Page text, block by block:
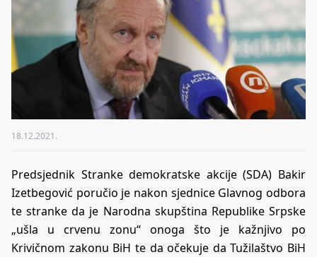
18.12.2021.
Predsjednik Stranke demokratske akcije (SDA) Bakir
Izetbegović poručio je nakon sjednice Glavnog odbora
te stranke da je Narodna skupština Republike Srpske
„ušla u crvenu zonu“ onoga što je kažnjivo po
Krivičnom zakonu BiH te da očekuje da Tužilaštvo BiH